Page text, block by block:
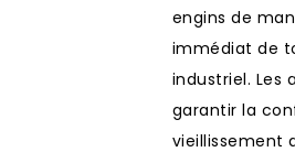
engins de
immédiat de
industriel. Les
garantir la
vieillissement